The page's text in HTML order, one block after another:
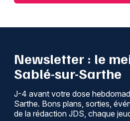
Newsletter : le
Sablé-sur-Sarthe
J-4 avant votre dose
Sarthe. Bons plans, sorties,
de la rédaction JDS, chaque